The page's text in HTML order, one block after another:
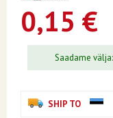
0,15 €
Saadame
SHIP TO